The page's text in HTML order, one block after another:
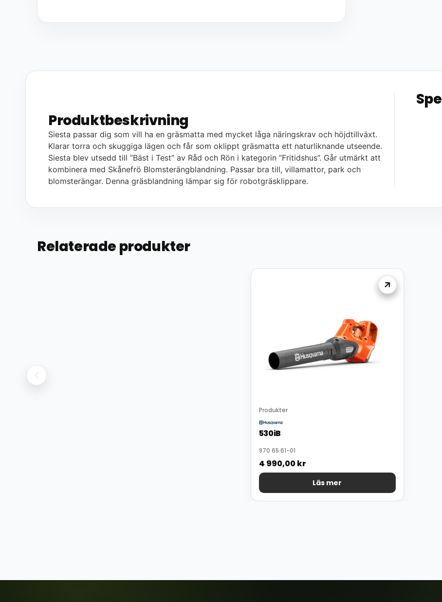
Produktbeskrivning
Siesta passar dig som vill ha en gräsmatta med mycket låga näringskrav och höjdtillväxt.
Klarar torra och skuggiga lägen och får som oklippt gräsmatta ett naturliknande utseende.
Siesta blev utsedd till ”Bäst i Test” av Råd och Rön i kategorin ”Fritidshus”. Går utmärkt att
kombinera med Skånefrö Blomsterängblandning. Passar bra till, villamattor, park och
blomsterängar. Denna gräsblandning lämpar sig för robotgräsklippare.
Relaterade produkter
Produkter
530iB
970 65 61-01
4 990,00kr
Läs mer